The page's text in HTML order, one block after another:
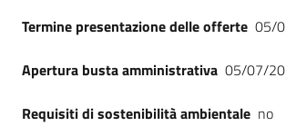
Termine presentazione delle offerte 05/
Apertura busta amministrativa 05/07/
Requisiti di sostenibilità ambientale no